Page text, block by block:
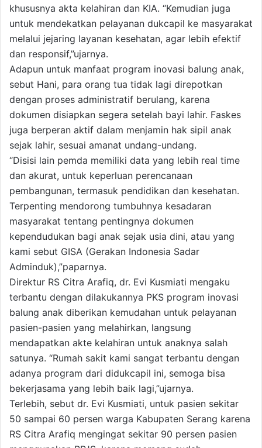
khususnya akta kelahiran dan KIA. “Kemudian juga
untuk mendekatkan pelayanan dukcapil ke masyarakat
melalui jejaring layanan kesehatan, agar lebih efektif
dan responsif,”ujarnya.
Adapun untuk manfaat program inovasi balung anak,
sebut Hani, para orang tua tidak lagi direpotkan
dengan proses administratif berulang, karena
dokumen disiapkan segera setelah bayi lahir. Faskes
juga berperan aktif dalam menjamin hak sipil anak
sejak lahir, sesuai amanat undang-undang.
“Disisi lain pemda memiliki data yang lebih real time
dan akurat, untuk keperluan perencanaan
pembangunan, termasuk pendidikan dan kesehatan.
Terpenting mendorong tumbuhnya kesadaran
masyarakat tentang pentingnya dokumen
kependudukan bagi anak sejak usia dini, atau yang
kami sebut GISA (Gerakan Indonesia Sadar
Adminduk),”paparnya.
Direktur RS Citra Arafiq, dr. Evi Kusmiati mengaku
terbantu dengan dilakukannya PKS program inovasi
balung anak diberikan kemudahan untuk pelayanan
pasien-pasien yang melahirkan, langsung
mendapatkan akte kelahiran untuk anaknya salah
satunya. “Rumah sakit kami sangat terbantu dengan
adanya program dari didukcapil ini, semoga bisa
bekerjasama yang lebih baik lagi,”ujarnya.
Terlebih, sebut dr. Evi Kusmiati, untuk pasien sekitar
50 sampai 60 persen warga Kabupaten Serang karena
RS Citra Arafiq mengingat sekitar 90 persen pasien